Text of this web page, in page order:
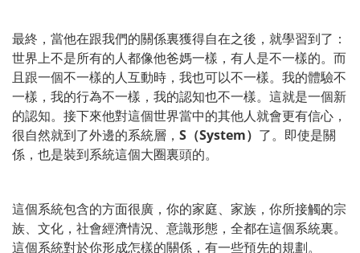
最終，當他在跟我們的關係裏獲得自在之後，就學習到了：
世界上不是所有的人都像他爸媽一樣，有人是不一樣的。而
且跟一個不一樣的人互動時，我也可以不一樣。我的體驗不
一樣，我的行為不一樣，我的認知也不一樣。這就是一個新
的認知。接下來他對這個世界當中的其他人就會更有信心，
很自然就到了外邊的系統層， S（System） 了。即使是關
係，也是裝到系統這個大圈裏頭的。
這個系統包含的方面很廣，你的家庭、家族，你所接觸的宗
族、文化，社會經濟情況、意識形態，全都在這個系統裏。
這個系統對於你形成怎樣的關係，有一些預先的規劃。